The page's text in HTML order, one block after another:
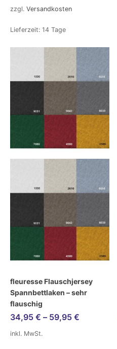
zzgl. Versandkosten
Lieferzeit: 14 Tage
fleuresse Flauschjersey
Spannbettlaken – sehr
flauschig
34,95 € – 59,95 €
inkl. MwSt.